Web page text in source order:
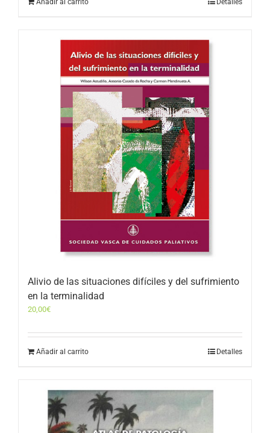
Añadir al carrito Detalles
Alivio de las situaciones difíciles y del sufrimiento
en la terminalidad
20,00€
Añadir al carrito Detalles